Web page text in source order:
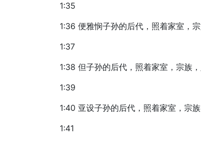
1:35
1:36 便雅悯子孙的后代，照着家室，
1:37
1:38 但子孙的后代，照着家室，宗族
1:39
1:40 亚设子孙的后代，照着家室，宗
1:41